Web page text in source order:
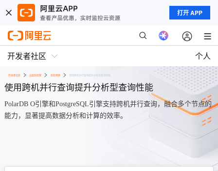
打开 APP
开发者社区 个人
开发者社区 云起实验室 实验场景 使用跨机并行查询提升分析型查询性能
使用跨机并行查询提升分析型查询性能
PolarDB O引擎和PostgreSQL引擎支持跨机并行查询，融合多个节点的
能力，显著提高数据分析和计算的效率。